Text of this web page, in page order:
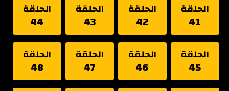
الحلقة
41
الحلقة
42
الحلقة
43
الحلقة
44
الحلقة
45
الحلقة
46
الحلقة
47
الحلقة
48